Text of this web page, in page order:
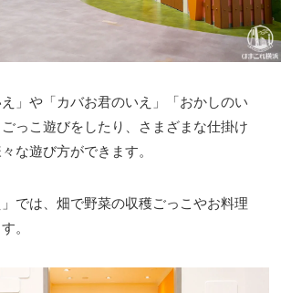
え」や「カバお君のいえ」「おかしのい
っこ遊びをしたり、さまざまな仕掛け
な遊び方ができます。
」では、畑で野菜の収穫ごっこやお料理
。